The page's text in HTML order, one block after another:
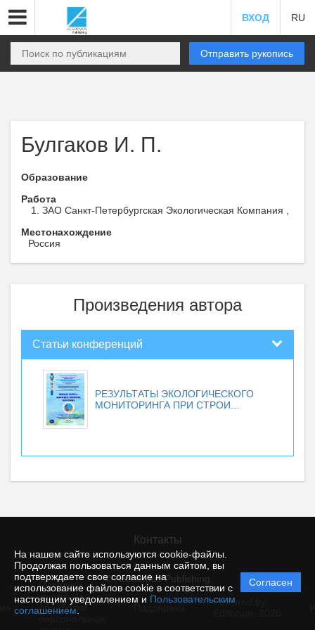
На нашем сайте используются cookie-файлы.
Продолжая пользоваться данным сайтом, вы
подтверждаете свое согласие на
использование файлов cookie в соответствии с
настоящим уведомлением и Пользовательским
соглашением
Согласен
ВХОД RU
Отправить рукопись
Булгаков И. П.
Образование
Работа
ЗАО Санкт-Петербургская Экологическая Компания ,
Местонахождение
Россия
Произведения автора
Статьи конференций
РЕЗУЛЬТАТЫ ЭКОЛОГИЧЕСКОГО
МОНИТОРИНГА ПРИ СТРОИ...
Контакты
© Academus Publishing
Политика
защиты и
обработки
Powered by